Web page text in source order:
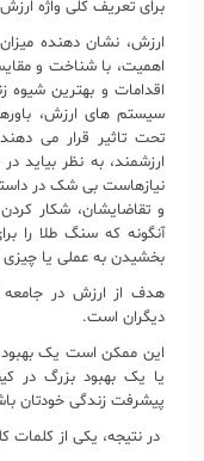
برای تعریف کلی واژه
ارزش، نشان دهنده
اهمیت، با شناخت و
اقدامات و بهترین
سیستم های ارزش،
تحت تاثیر قرار می
ارزشمند، به نظر بیاید
نیازهاست بی شک در
و تقاضایشان، شکار
آنگونه که سنگ طلا را
بخشیدن به عملی یا
هدف از ارزش در جامعه
دیگران است.
این ممکن است یک بهبود
یا یک بهبود بزرگ در
پیشرفت زندگی خودتان
در نتیجه،‌ یکی از